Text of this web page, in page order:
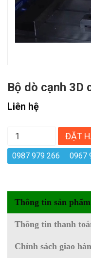
Bộ dò cạnh 3D
Liên hệ
ĐẶT
0987 979 266 0967
Thông tin sản phẩm
Thông tin thanh
Chính sách giao